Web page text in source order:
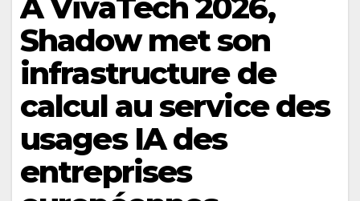
À VivaTech 2026,
Shadow met son
infrastructure de
calcul au service des
usages IA des
entreprises